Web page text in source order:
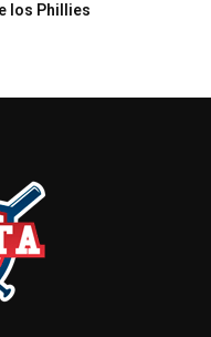
los Phillies